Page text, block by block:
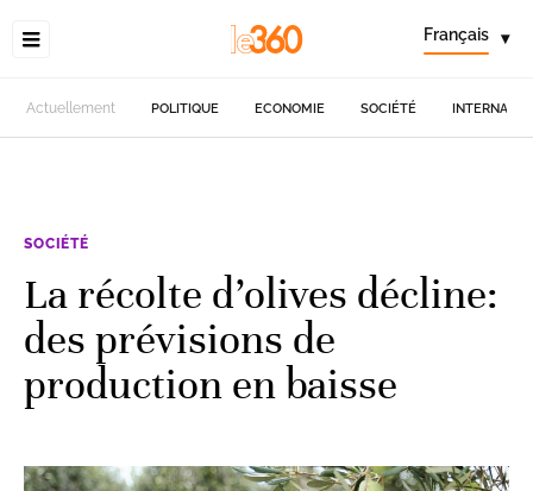
Français ▾
Actuellement POLITIQUE ECONOMIE SOCIÉTÉ
SOCIÉTÉ
La récolte d’olives décline:
des prévisions de
production en baisse